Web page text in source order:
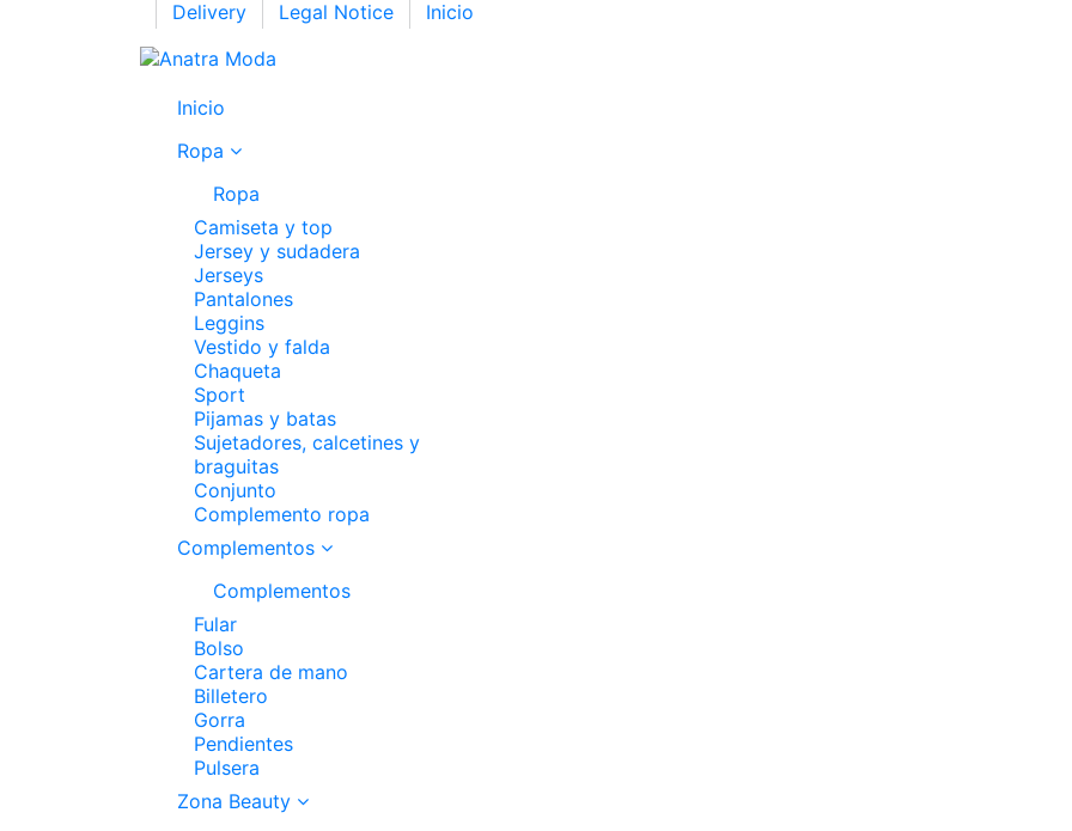
Delivery Legal Notice Inicio
Inicio
Ropa
Ropa
Camiseta y top
Jersey y sudadera
Jerseys
Pantalones
Leggins
Vestido y falda
Chaqueta
Sport
Pijamas y batas
Sujetadores, calcetines y
braguitas
Conjunto
Complemento ropa
Complementos
Complementos
Fular
Bolso
Cartera de mano
Billetero
Gorra
Pendientes
Pulsera
Zona Beauty